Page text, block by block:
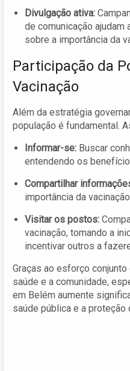
Divulgação ativa:
de comunicação ajudam
sobre a importância da
Participação da
Vacinação
Além da estratégia
população é fundamental.
Informar-se: Buscar
entendendo os
Compartilhar
importância da
Visitar os postos:
vacinação, tomando a
incentivar outros a
Graças ao esforço
saúde e a comunidade,
em Belém aumente
saúde pública e a proteção